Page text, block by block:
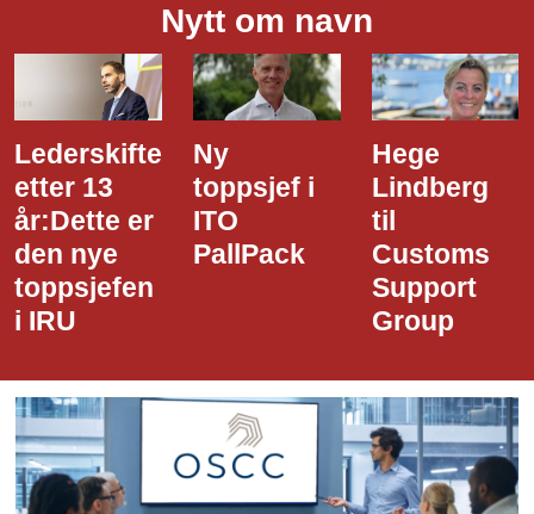
Nytt om navn
Ny
toppsjef i
ITO
PallPack
Hege
Lindberg
til
Customs
Dette er
den nye
i Narvik
Havn